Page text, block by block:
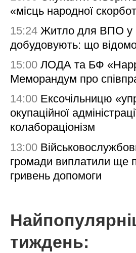
«місць народної
15:24 Житло для ВПО у
добудовують: що
15:00 ЛОДА та БФ
Меморандум про
14:00 Ексочільницю
окупаційної
колабораціонізм
13:00
громади виплатили ще
гривень допомоги
тиждень: